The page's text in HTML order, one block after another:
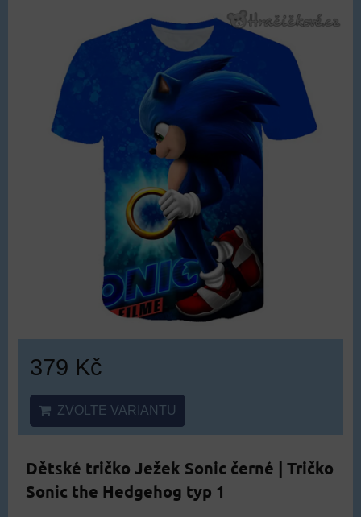
379 Kč
ZVOLTE VARIANTU
Dětské tričko Ježek Sonic černé | Tričko
Sonic the Hedgehog typ 1